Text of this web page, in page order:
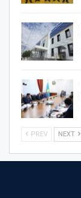
PREV NEXT